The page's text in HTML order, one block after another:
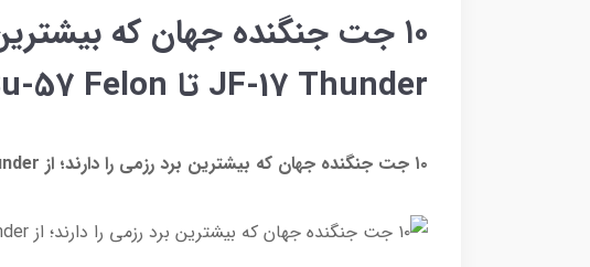
۱۰ جت جنگنده جهان که
JF-17 Thunder تا Su-57 Felon
۱۰ جت جنگنده جهان که بیشترین برد رزمی را دارند؛ از JF-17 Thunder تا Su-57 Felon